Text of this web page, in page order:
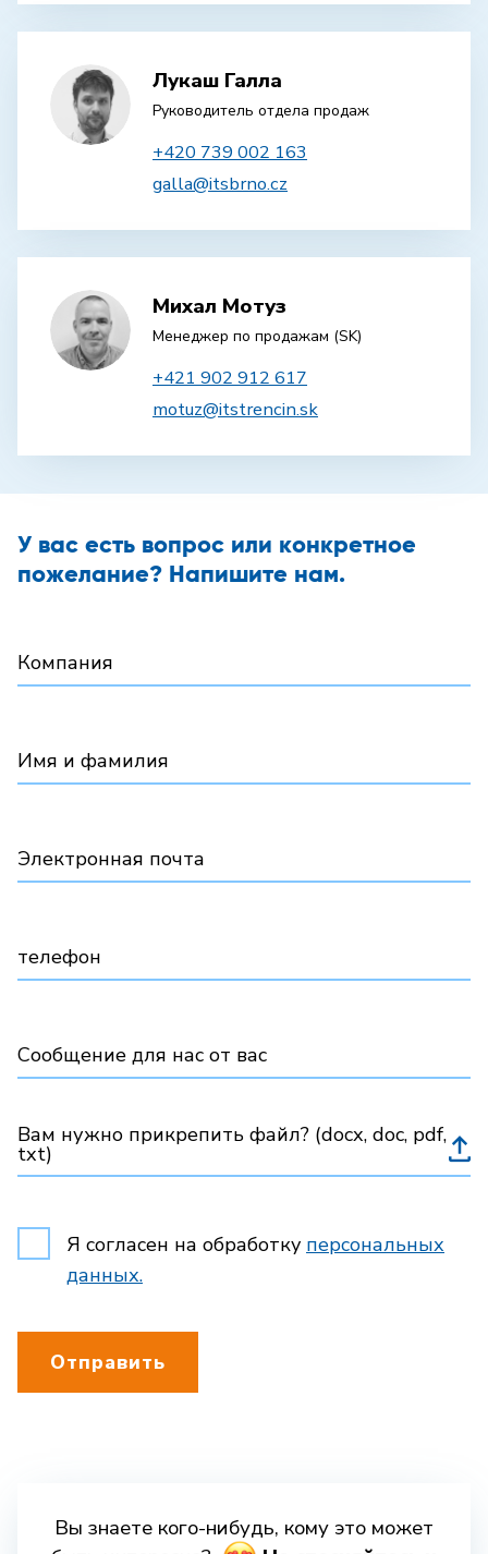
Лукаш Галла
Руководитель отдела продаж
+420 739 002 163
galla@itsbrno.cz
Михал Мотуз
Менеджер по продажам (SK)
+421 902 912 617
motuz@itstrencin.sk
У вас есть вопрос или конкретное
пожелание? Напишите нам.
Компания
Имя и фамилия
Электронная почта
телефон
Сообщение для нас от вас
Вам нужно прикрепить файл? (docx, doc, pdf,
txt)
Я согласен на обработку персональных
данных.
Отправить
Вы знаете кого-нибудь, кому это может